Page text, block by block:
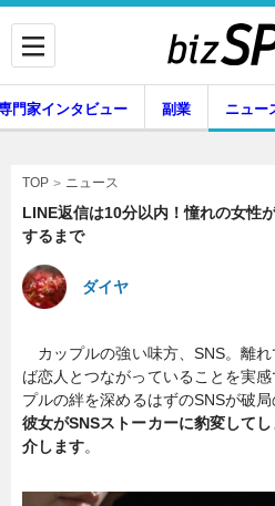
副業
門家インタビュー 副業 ニュー
TOP ニュース
LINE返信は10分以内！憧れの女性
するまで
ダイヤ
カップルの強い味方、SNS。離
ば恋人とつながっていることを実
プルの絆を深めるはずのSNSが破局
彼女がSNSストーカーに豹変して
介します。